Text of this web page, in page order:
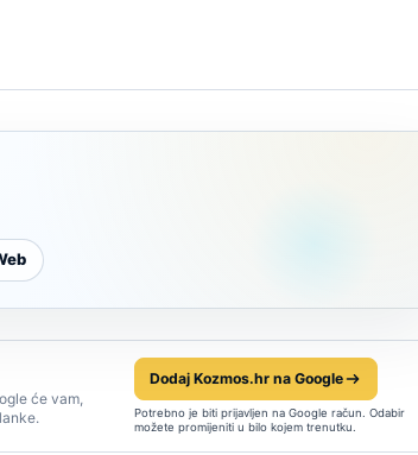
će vam,
Dodaj Kozmos.hr na Google
Potrebno je biti prijavljen na Google račun. Odabir
možete promijeniti u bilo kojem trenutku.